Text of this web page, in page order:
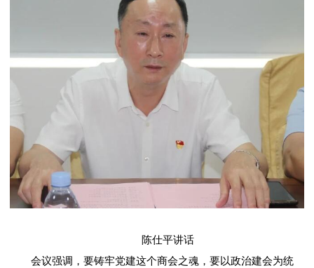
陈仕平讲话
会议强调，要铸牢党建这个商会之魂，要以政治建会为统